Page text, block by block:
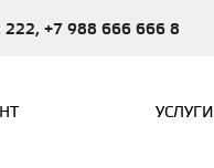
222, +7 988 666 666 8
УСЛУГИ